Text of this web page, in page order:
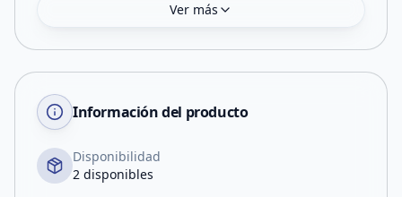
Ver más
Información del producto
Disponibilidad
2 disponibles